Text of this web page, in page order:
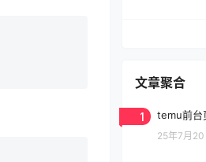
文章聚合
1 temu前台
25年7月20